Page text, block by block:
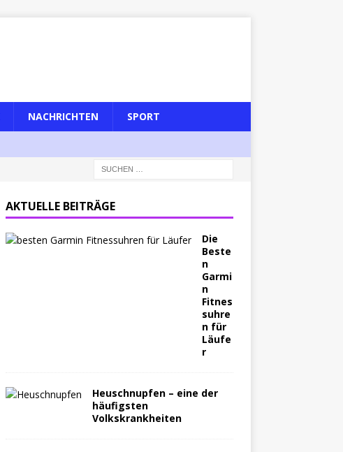
NACHRICHTEN SPORT
AKTUELLE BEITRÄGE
Die
Beste
n
Garmi
n
Fitnes
suhre
n für
Läufe
r
Heuschnupfen – eine der
häufigsten
Volkskrankheiten